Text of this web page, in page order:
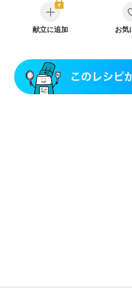
妊娠糖尿病(初期)
産後（母乳
産後（ミルク）
骨粗
フレイル（年齢に合わせた体作
献立に追加 お気